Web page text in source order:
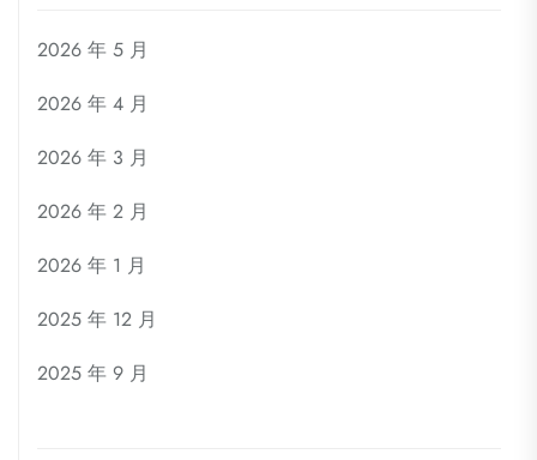
2026 年 5 月
2026 年 4 月
2026 年 3 月
2026 年 2 月
2026 年 1 月
2025 年 12 月
2025 年 9 月